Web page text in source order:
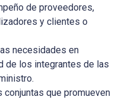
de proveedores,
y clientes o
necesidades en
de los integrantes de las
conjuntas que promueven